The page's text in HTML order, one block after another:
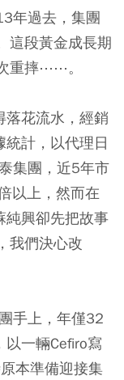
年過去，集團
這段黃金成長期
重摔⋯⋯。
落花流水，經銷
計，以代理日
集團，近5年市
以上，然而在
純興卻先把故事
我們決心改
手上，年僅32
一輛Cefiro寫
本準備迎接集